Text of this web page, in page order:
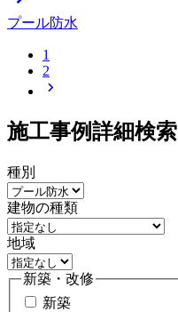
プール防水
1
2
chevron_right
施工事例詳細検索
種別
建物の種類
地域
新築・改修
新築